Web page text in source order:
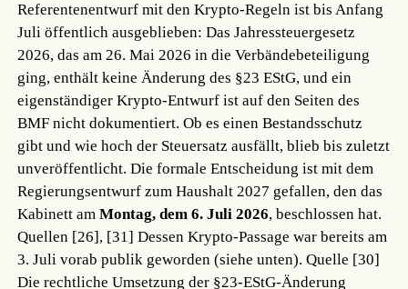
Referentenentwurf mit den Krypto-Regeln ist bis Anfang
Juli öffentlich ausgeblieben: Das Jahressteuergesetz
2026, das am 26. Mai 2026 in die Verbändebeteiligung
ging, enthält keine Änderung des §23 EStG, und ein
eigenständiger Krypto-Entwurf ist auf den Seiten des
BMF nicht dokumentiert. Ob es einen Bestandsschutz
gibt und wie hoch der Steuersatz ausfällt, blieb bis zuletzt
unveröffentlicht. Die formale Entscheidung ist mit dem
Regierungsentwurf zum Haushalt 2027 gefallen, den das
Kabinett amMontag, dem 6. Juli 2026, beschlossen hat.
Quellen [26], [31] Dessen Krypto-Passage war bereits am
3. Juli vorab publik geworden (siehe unten).Quelle [30]
Die rechtliche Umsetzung der §23-EStG-Änderung